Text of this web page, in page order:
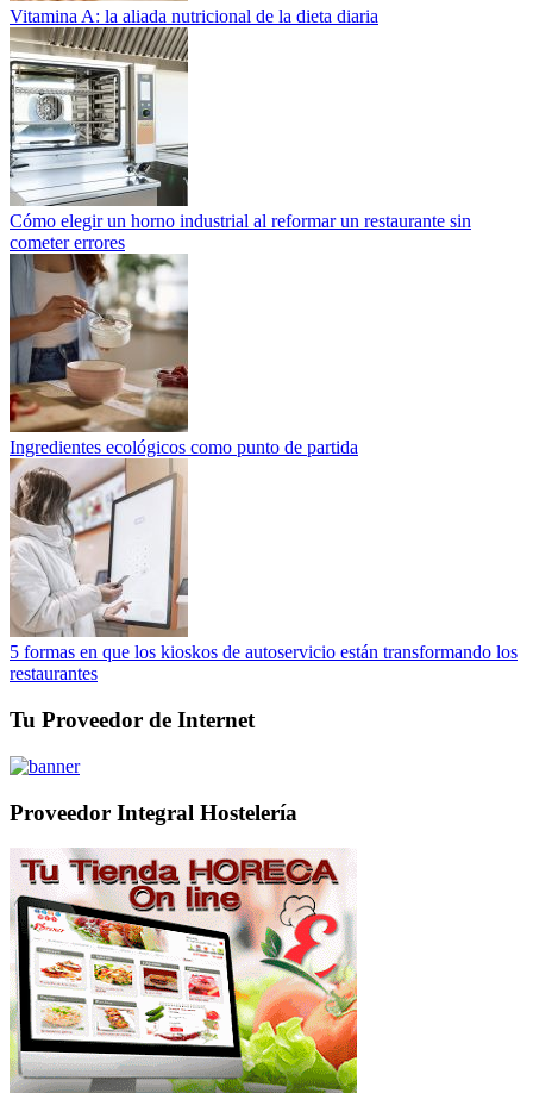
Vitamina A: la aliada nutricional de la dieta diaria
Cómo elegir un horno industrial al reformar un restaurante sin
cometer errores
Ingredientes ecológicos como punto de partida
5 formas en que los kioskos de autoservicio están transformando los
restaurantes
Tu Proveedor de Internet
Proveedor Integral Hostelería